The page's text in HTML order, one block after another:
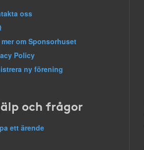
oss
mer om Sponsorhuset
Policy
ny förening
och frågor
ett ärende